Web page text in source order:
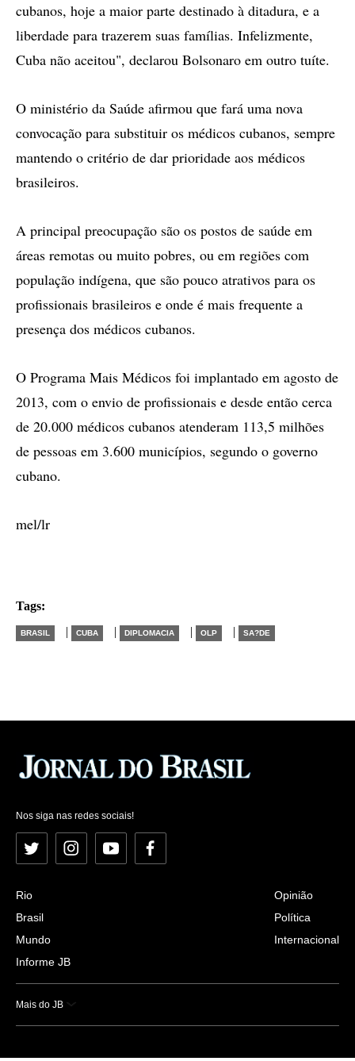
cubanos, hoje a maior parte destinado à ditadura, e a
liberdade para trazerem suas famílias. Infelizmente,
Cuba não aceitou", declarou Bolsonaro em outro tuíte.
O ministério da Saúde afirmou que fará uma nova
convocação para substituir os médicos cubanos, sempre
mantendo o critério de dar prioridade aos médicos
brasileiros.
A principal preocupação são os postos de saúde em
áreas remotas ou muito pobres, ou em regiões com
população indígena, que são pouco atrativos para os
profissionais brasileiros e onde é mais frequente a
presença dos médicos cubanos.
O Programa Mais Médicos foi implantado em agosto de
2013, com o envio de profissionais e desde então cerca
de 20.000 médicos cubanos atenderam 113,5 milhões
de pessoas em 3.600 municípios, segundo o governo
cubano.
mel/lr
Tags:
BRASIL | CUBA | DIPLOMACIA | OLP | SA?DE
Nos siga nas redes sociais!
Twitter InstagramYouTubeFacebook
Rio
Brasil
Mundo
Informe JB
Opinião
Política
Internacional
Mais do JB
Esportes